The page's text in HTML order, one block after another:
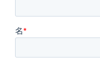
https://